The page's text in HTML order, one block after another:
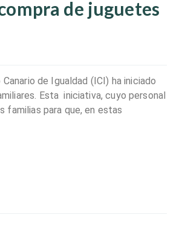
de juguetes
de Igualdad (ICI) ha iniciado
Esta iniciativa, cuyo personal
familias para que, en estas